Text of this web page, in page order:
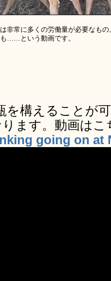
非常に多くの労働量が必要なも
……という動画です。
を構えることが
ます。動画はこ
going on at